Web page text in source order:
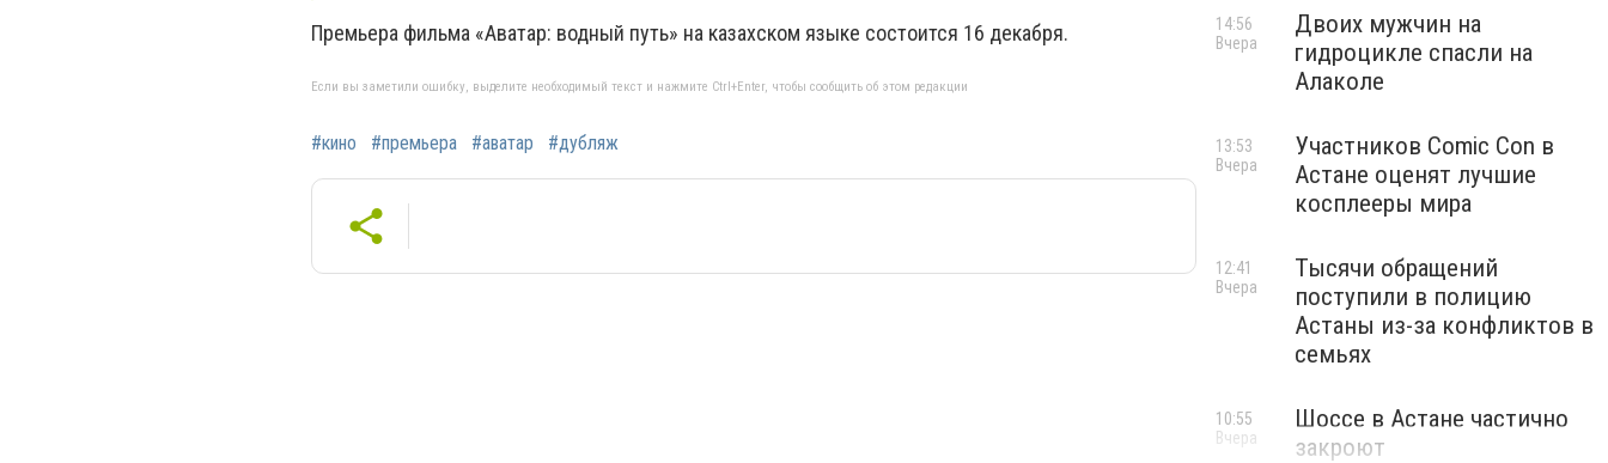
Премьера фильма «Аватар: водный путь» на казахском языке состоится 16 декабря.
Если вы заметили ошибку, выделите необходимый текст и нажмите Ctrl+Enter, чтобы сообщить об этом редакции
#кино #премьера #аватар #дубляж
Двоих мужчин на
гидроцикле спасли на
Алаколе
14:56
Вчера
Участников Comic Con в
Астане оценят лучшие
косплееры мира
13:53
Вчера
Тысячи обращений
поступили в полицию
Астаны из-за конфликтов в
семьях
12:41
Вчера
Шоссе в Астане частично
закроют
10:55
Вчера